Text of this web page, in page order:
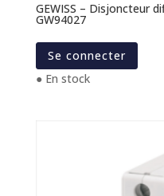
GEWISS – Disjoncteur
GW94027
Se connecter
● En stock